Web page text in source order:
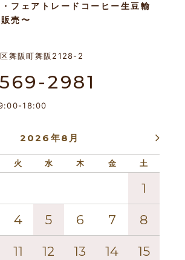
2026年8月
火 水 木 金 土
1
4 5 6 7 8
11 12 13 14 15
フェアトレードコーヒー生豆輸
売〜
舞阪町舞阪2128-2
2981
18:00